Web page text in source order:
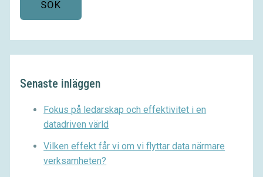
Senaste inläggen
Fokus på ledarskap och effektivitet i en
datadriven värld
Vilken effekt får vi om vi flyttar data närmare
verksamheten?